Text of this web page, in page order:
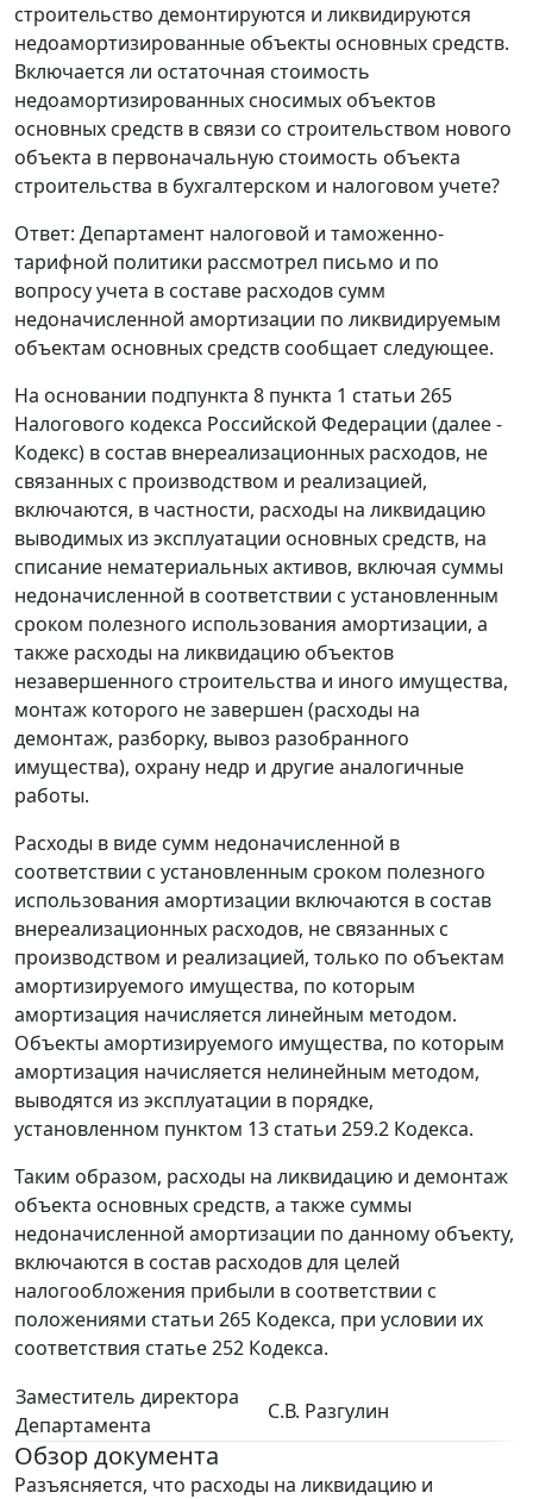
строительство демонтируются и ликвидируются
недоамортизированные объекты основных средств.
Включается ли остаточная стоимость
недоамортизированных сносимых объектов
основных средств в связи со строительством нового
объекта в первоначальную стоимость объекта
строительства в бухгалтерском и налоговом учете?
Ответ: Департамент налоговой и таможенно-
тарифной политики рассмотрел письмо и по
вопросу учета в составе расходов сумм
недоначисленной амортизации по ликвидируемым
объектам основных средств сообщает следующее.
На основании подпункта 8 пункта 1 статьи 265
Налогового кодекса Российской Федерации (далее -
Кодекс) в состав внереализационных расходов, не
связанных с производством и реализацией,
включаются, в частности, расходы на ликвидацию
выводимых из эксплуатации основных средств, на
списание нематериальных активов, включая суммы
недоначисленной в соответствии с установленным
сроком полезного использования амортизации, а
также расходы на ликвидацию объектов
незавершенного строительства и иного имущества,
монтаж которого не завершен (расходы на
демонтаж, разборку, вывоз разобранного
имущества), охрану недр и другие аналогичные
работы.
Расходы в виде сумм недоначисленной в
соответствии с установленным сроком полезного
использования амортизации включаются в состав
внереализационных расходов, не связанных с
производством и реализацией, только по объектам
амортизируемого имущества, по которым
амортизация начисляется линейным методом.
Объекты амортизируемого имущества, по которым
амортизация начисляется нелинейным методом,
выводятся из эксплуатации в порядке,
установленном пунктом 13 статьи 259.2 Кодекса.
Таким образом, расходы на ликвидацию и демонтаж
объекта основных средств, а также суммы
недоначисленной амортизации по данному объекту,
включаются в состав расходов для целей
налогообложения прибыли в соответствии с
положениями статьи 265 Кодекса, при условии их
соответствия статье 252 Кодекса.
Заместитель директора
Департамента
С.В. Разгулин
Обзор документа
Разъясняется, что расходы на ликвидацию и